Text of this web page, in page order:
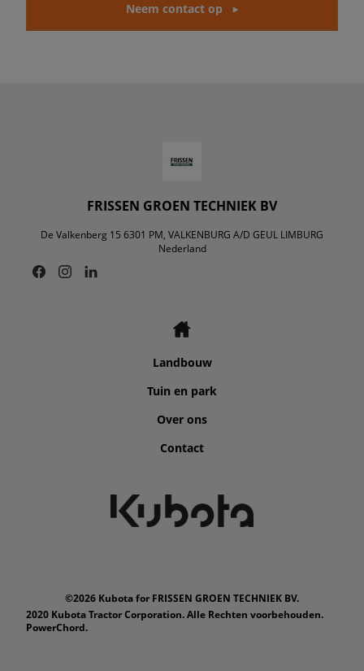
Neem contact op
FRISSEN GROEN TECHNIEK BV
De Valkenberg 15 6301 PM, VALKENBURG A/D GEUL LIMBURG
Nederland
Landbouw
Tuin en park
Over ons
Contact
©2026 Kubota for FRISSEN GROEN TECHNIEK BV.
2020 Kubota Tractor Corporation. Alle Rechten voorbehouden.
PowerChord.